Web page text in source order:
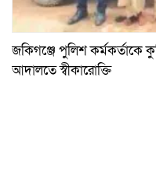
জকিগঞ্জে পুলিশ কর্মকর্তাকে
আদালতে স্বীকারোক্তি